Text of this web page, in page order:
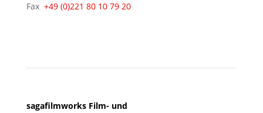
Fax +49 (0)221 80 10 79 20
sagafilmworks Film- und